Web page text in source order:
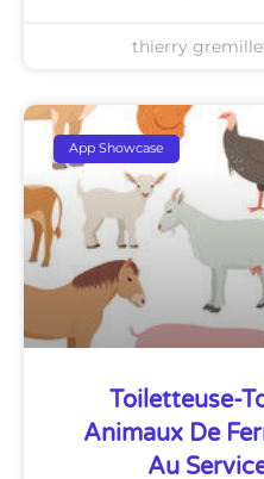
thierry
App Showcase
Toiletteuse-
Animaux De
Au